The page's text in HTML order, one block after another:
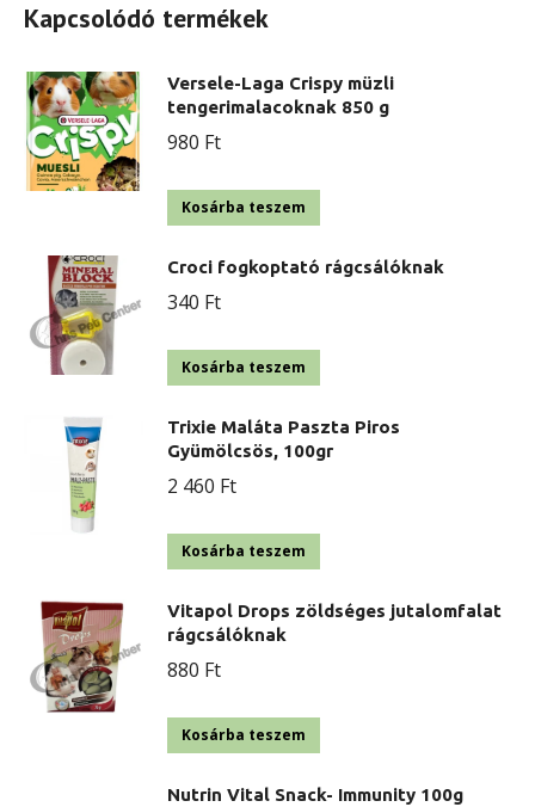
Kapcsolódó termékek
Versele-Laga Crispy müzli
tengerimalacoknak 850 g
980 Ft
Kosárba teszem
Croci fogkoptató rágcsálóknak
340 Ft
Kosárba teszem
Trixie Maláta Paszta Piros
Gyümölcsös, 100gr
2 460 Ft
Kosárba teszem
Vitapol Drops zöldséges jutalomfalat
rágcsálóknak
880 Ft
Kosárba teszem
Nutrin Vital Snack- Immunity 100g